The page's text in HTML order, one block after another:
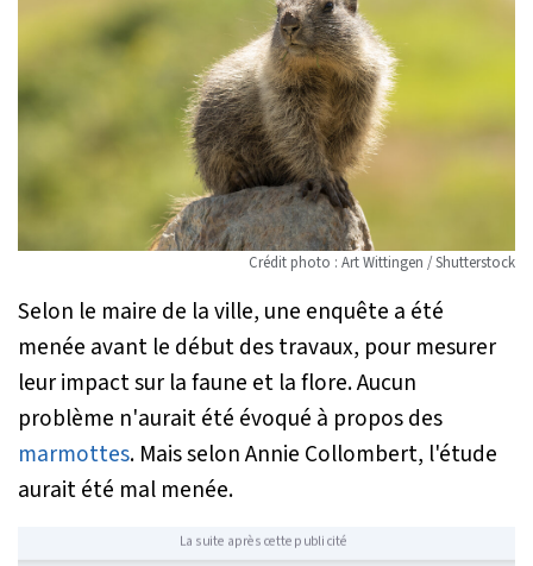
Crédit photo : Art Wittingen / Shutterstock
Selon le maire de la ville, une enquête a été
menée avant le début des travaux, pour mesurer
leur impact sur la faune et la flore. Aucun
problème n'aurait été évoqué à propos des
marmottes. Mais selon Annie Collombert, l'étude
aurait été mal menée.
La suite après cette publicité